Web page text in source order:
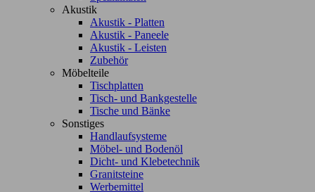
Akustik
Akustik - Platten
Akustik - Paneele
Akustik - Leisten
Zubehör
Möbelteile
Tischplatten
Tisch- und Bankgestelle
Tische und Bänke
Sonstiges
Handlaufsysteme
Möbel- und Bodenöl
Dicht- und Klebetechnik
Granitsteine
Werbemittel